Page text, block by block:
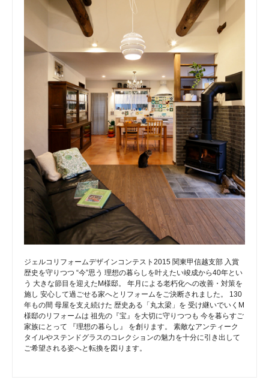
ジェルコリフォームデザインコンテスト2015 関東甲信越支部 入賞
歴史を守りつつ “今”思う 理想の暮らしを叶えたい竣成から40年とい
う 大きな節目を迎えたM様邸。 年月による老朽化への改善・対策を
施し 安心して過ごせる家へとリフォームをご決断されました。 130
年もの間 母屋を支え続けた 歴史ある「丸太梁」を 受け継いでいくM
様邸のリフォームは 祖先の『宝』を大切に守りつつも 今を暮らすご
家族にとって 『理想の暮らし』 を創ります。 素敵なアンティーク
タイルやステンドグラスのコレクションの魅力を十分に引き出して
ご希望される姿へと転換を図ります。